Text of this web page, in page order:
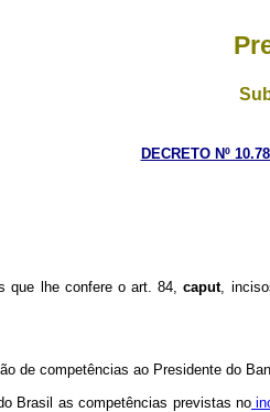
DECRETO Nº
que lhe confere o art. 84,caput,
de competências ao Presidente do
Brasil as competências previstas no